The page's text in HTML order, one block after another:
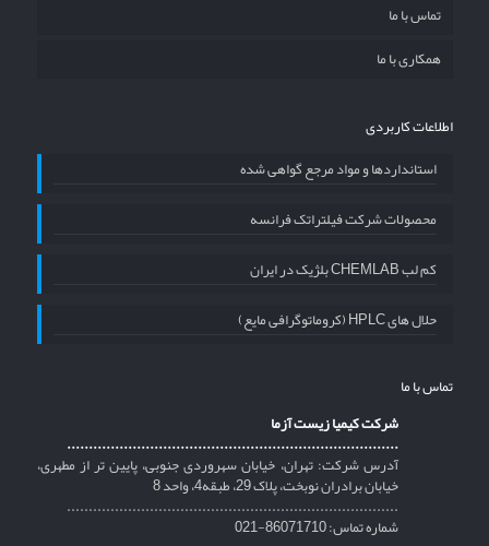
تماس با ما
همکاری با ما
اطلاعات کاربردی
استانداردها و مواد مرجع گواهی شده
محصولات شرکت فیلتراتک فرانسه
کم لب CHEMLAB بلژیک در ایران
حلال های HPLC (کروماتوگرافی مایع)
تماس با ما
شرکت کیمیا زیست آزما
............................................................................
آدرس شرکت: تهران، خیابان سهروردی جنوبی، پایین تر از مطهری،
خیابان برادران نوبخت، پلاک 29، طبقه4، واحد 8
............................................................................
شماره تماس: 86071710-021